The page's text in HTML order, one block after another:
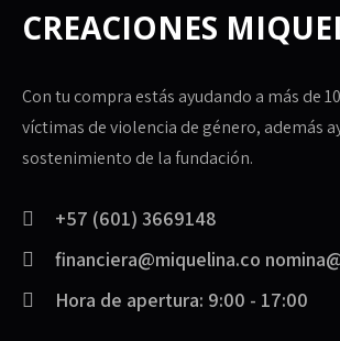
CREACIONES
Con tu compra estás ayudando a más de
víctimas de violencia de género, además
sostenimiento de la fundación.
+57 (601) 3669148
financiera@miquelina.co
Hora de apertura: 9:00 - 17:00